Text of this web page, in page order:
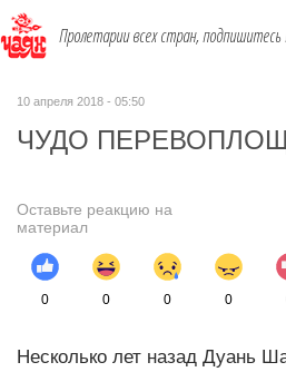
Пролетарии всех стран,
10 апреля 2018 - 05:50
ЧУДО
Оставьте реакцию на
материал
0 0 0 0
Несколько лет назад Дуань